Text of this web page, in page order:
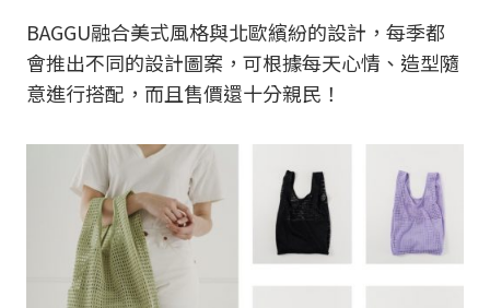
BAGGU融合美式風格與北歐繽紛的設計，每季都
會推出不同的設計圖案，可根據每天心情、造型隨
意進行搭配，而且售價還十分親民！